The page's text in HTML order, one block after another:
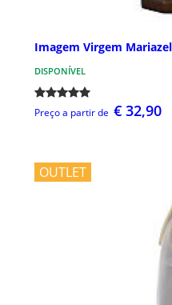
Imagem Virgem
DISPONÍVEL
Preço a partir de € 32,90
OUTLET